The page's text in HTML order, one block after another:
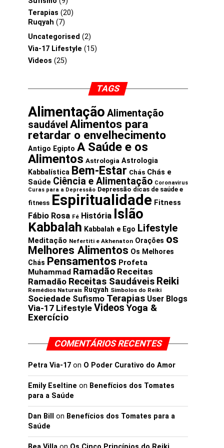
Terapias (20)
Ruqyah (7)
Uncategorised (2)
Via-17 Lifestyle (15)
Videos (25)
TAGS
Alimentação Alimentação
saudável Alimentos para
retardar o envelhecimento
Antigo Egipto A Saúde e os
Alimentos Astrologia Astrologia
Kabbalística Bem-Estar Chás Chás e
Saúde Ciência e Alimentação Coronavirus
Curas para a Depressão Depressão dicas de saúde e
fitness Espiritualidade Fitness
Fábio Rosa Fé História Islão
Kabbalah Kabbalah e Ego Lifestyle
Meditação Nefertiti e Akhenaton Orações os
Melhores Alimentos Os Melhores
Chás Pensamentos Profeta
Muhammad Ramadão Receitas
Ramadão Receitas Saudáveis Reiki
Remédios Naturais Ruqyah Simbolos do Reiki
Sociedade Sufismo Terapias User Blogs
Via-17 Lifestyle Videos Yoga &
Exercício
COMENTÁRIOS RECENTES
Petra Via-17 on O Poder Curativo do Amor
Emily Eseltine on Benefícios dos Tomates
para a Saúde
Dan Bill on Benefícios dos Tomates para a
Saúde